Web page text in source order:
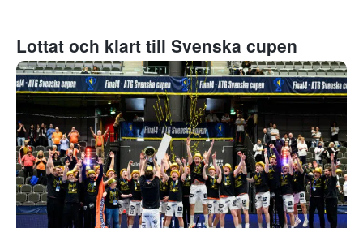
Lottat och klart till Svenska cupen